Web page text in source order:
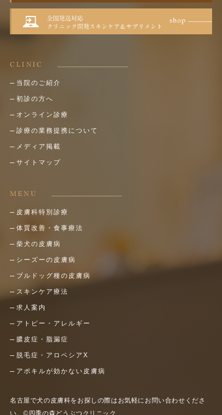
CLINIC
当院のご紹介
初診の方へ
オンライン診療
診療の業務提携について
メディア掲載
サイトマップ
MENU
皮膚科特別診療
体質改善・食事療法
柴犬の皮膚病
シーズーの皮膚病
ブルドッグ種の皮膚病
スキンケア療法
求人案内
アトピー・アレルギー
膿皮症・脂漏症
脱毛症・アロペシアX
アポキルが効かない皮膚病
名古屋で犬の皮膚科をお探しの際はお気軽にお問い合わせくださ
い。©四季の森どうぶつクリニック